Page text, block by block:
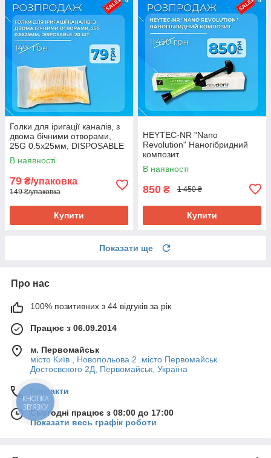
Голки для іригації каналів, з
двома бічними отворами,
25G 0.5х25мм, DISPOSABLE
,20 шт
В наявності
79 ₴/упаковка
149 ₴/упаковка
Купити
HEYTEC-NR "Nano
Revolution" Наногібридний
композит
В наявності
850 ₴ 1 450 ₴
Купити
Показати ще
Про нас
100% позитивних з 44 відгуків за рік
Працює з 06.09.2014
м. Первомайськ
місто Київ , Новопольова 2 .місто Первомайськ
Достоєвского 2Д, Первомайськ, Україна
Контакти
Сьогодні працює з 08:00 до 17:00
Показати весь графік роботи
КНОПКА
ЗВ'ЯЗКУ